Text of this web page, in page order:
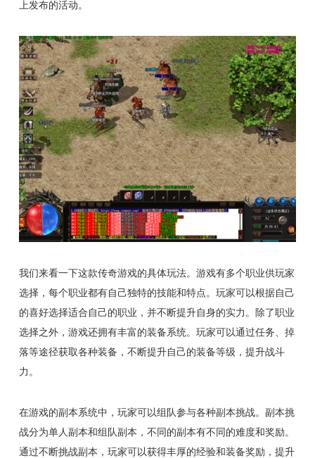
上发布的活动。
我们来看一下这款传奇游戏的具体玩法。游戏有多个职业供玩家
选择，每个职业都有自己独特的技能和特点。玩家可以根据自己
的喜好选择适合自己的职业，并不断提升自身的实力。除了职业
选择之外，游戏还拥有丰富的装备系统。玩家可以通过任务、掉
落等途径获取各种装备，不断提升自己的装备等级，提升战斗
力。
在游戏的副本系统中，玩家可以组队参与各种副本挑战。副本挑
战分为单人副本和组队副本，不同的副本有不同的难度和奖励。
通过不断挑战副本，玩家可以获得丰厚的经验和装备奖励，提升